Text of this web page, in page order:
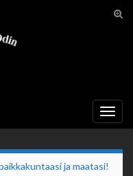
ja maatasi!